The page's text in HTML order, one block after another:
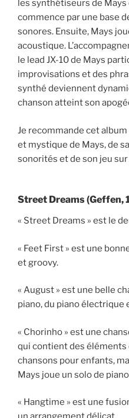
les synthétiseurs de
commence par une base
sonores. Ensuite, Mays
acoustique.
le lead JX-10 de Mays
improvisations et des
synthé deviennent
chanson atteint son
Je recommande cet
et mystique de Mays, de
sonorités et de son jeu
Street Dreams (Geffen,
« Street Dreams » est le
« Feet First » est une
et groovy.
« August » est une belle
piano, du piano électrique
« Chorinho » est une
qui contient des éléments
chansons pour enfants,
Mays joue un solo de
« Hangtime » est une